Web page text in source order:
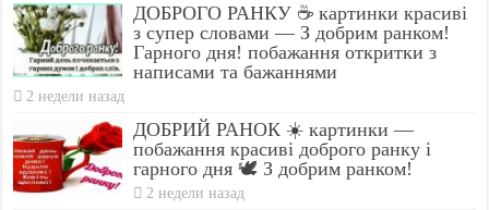
ДОБРОГО РАНКУ ☕ картинки красиві
з супер словами — З добрим ранком!
Гарного дня! побажання откритки з
написами та бажаннями
2 недели назад
ДОБРИЙ РАНОК ☀️ картинки —
побажання красиві доброго ранку і
гарного дня 🕊️ З добрим ранком!
2 недели назад